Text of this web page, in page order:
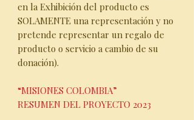
en la Exhibición del producto es
SOLAMENTE una representación y no
pretende representar un regalo de
producto o servicio a cambio de su
donación).
“MISIONES COLOMBIA”
RESUMEN DEL PROYECTO 2023